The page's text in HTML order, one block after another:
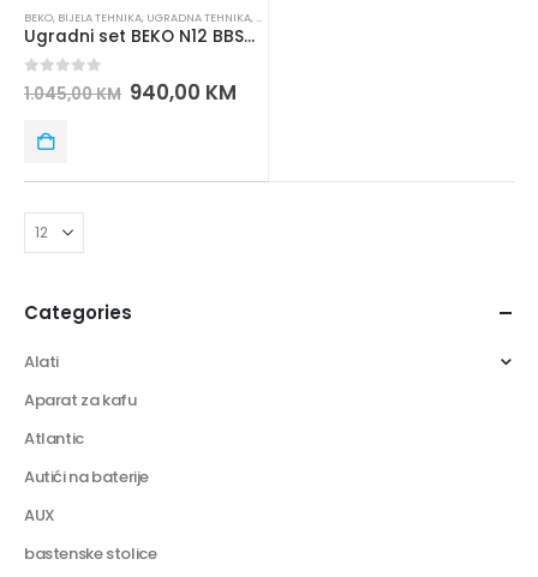
BEKO, BIJELA TEHNIKA, UGRADNA TEHNIKA,UGRADNE PLOČE
Ugradni set BEKO N12 BBSM 12300XD
1.045,00KM 940,00 KM
Categories
Alati
Aparat za kafu
Atlantic
Autići na baterije
AUX
bastenske stolice